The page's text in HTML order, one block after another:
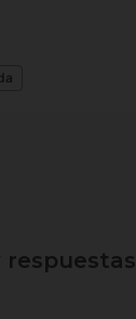
respuestas